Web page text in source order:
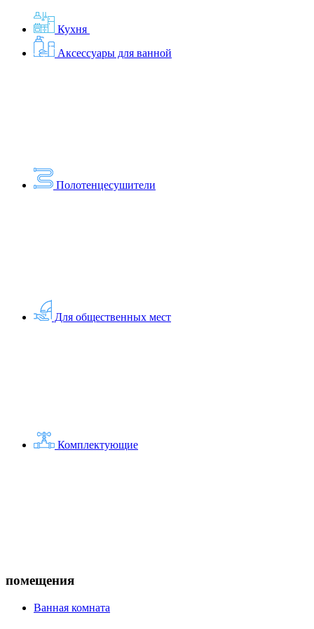
Кухня
Аксессуары для ванной
Полотенцесушители
Для общественных мест
Комплектующие
помещения
Ванная комната